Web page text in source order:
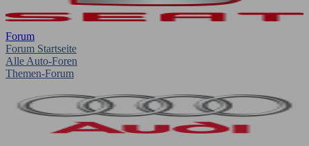
Forum
Forum Startseite
Alle Auto-Foren
Themen-Forum